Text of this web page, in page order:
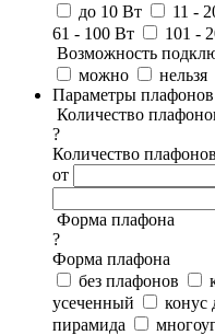
до 10 Вт
11 -
61 - 100 Вт
101 -
Возможность
можно
нельзя
Параметры плафонов
Количество
?
Количество плафонов
от
Форма плафона
?
Форма плафона
без плафонов
усеченный
конус
пирамида